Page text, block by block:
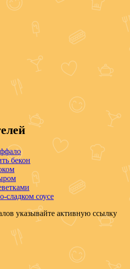
бекон
сладком соусе
указывайте активную ссылку